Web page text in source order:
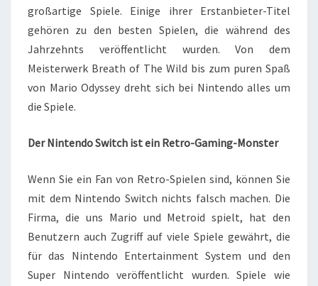
großartige Spiele. Einige ihrer Erstanbieter-Titel
gehören zu den besten Spielen, die während des
Jahrzehnts veröffentlicht wurden. Von dem
Meisterwerk Breath of The Wild bis zum puren Spaß
von Mario Odyssey dreht sich bei Nintendo alles um
die Spiele.
Der Nintendo Switch ist ein Retro-Gaming-Monster
Wenn Sie ein Fan von Retro-Spielen sind, können Sie
mit dem Nintendo Switch nichts falsch machen. Die
Firma, die uns Mario und Metroid spielt, hat den
Benutzern auch Zugriff auf viele Spiele gewährt, die
für das Nintendo Entertainment System und den
Super Nintendo veröffentlicht wurden. Spiele wie